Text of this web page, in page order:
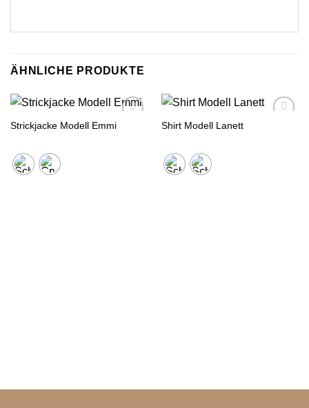
ÄHNLICHE PRODUKTE
Strickjacke Modell Emmi Shirt Modell Lanett